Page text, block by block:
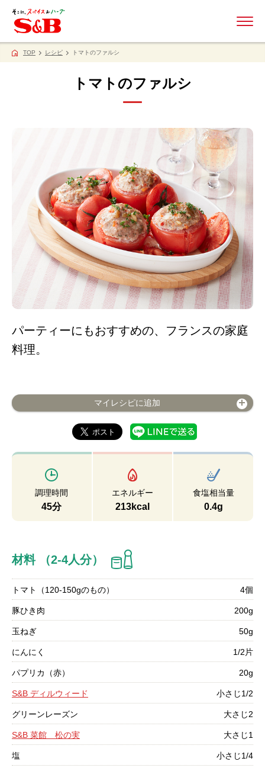
TOP レシピ トマトのファルシ
トマトのファルシ
パーティーにもおすすめの、フランスの家庭
料理。
マイレシピに追加
調理時間
45分
エネルギー
213kcal
食塩相当量
0.4g
材料 （2-4人分）
トマト（120-150gのもの） 4個
豚ひき肉 200g
玉ねぎ 50g
にんにく 1/2片
パプリカ（赤） 20g
S&B ディルウィード 小さじ1/2
グリーンレーズン 大さじ2
S&B 菜館 松の実 大さじ1
塩 小さじ1/4